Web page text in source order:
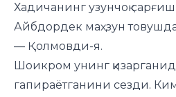
Хадичанинг узунчоқ
Айбдордек маҳзун
— Қолмовди-я.
Шоикром унинг
гапираётганини сезди.